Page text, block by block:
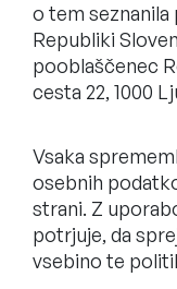
o tem
Republiki
pooblaščenec
cesta 22, 1000
Vsaka
osebnih
strani. Z
potrjuje, da
vsebino te